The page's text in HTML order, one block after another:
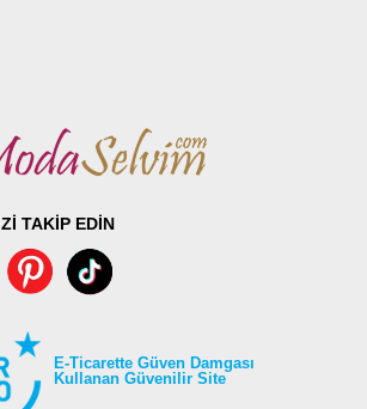
TAKİP EDİN
E-Ticarette Güven Damgası
Kullanan Güvenilir Site